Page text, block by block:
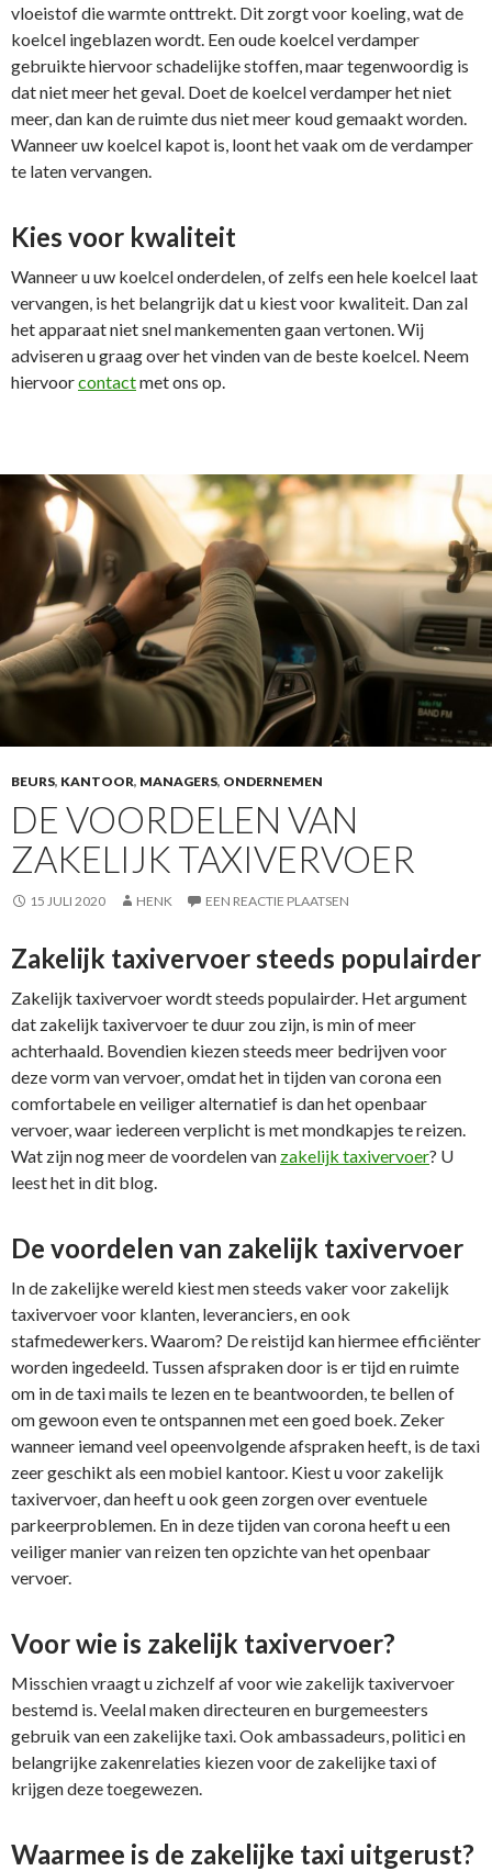
vloeistof die warmte onttrekt. Dit zorgt voor koeling, wat de
koelcel ingeblazen wordt. Een oude koelcel verdamper
gebruikte hiervoor schadelijke stoffen, maar tegenwoordig is
dat niet meer het geval. Doet de koelcel verdamper het niet
meer, dan kan de ruimte dus niet meer koud gemaakt worden.
Wanneer uw koelcel kapot is, loont het vaak om de verdamper
te laten vervangen.
Kies voor kwaliteit
Wanneer u uw koelcel onderdelen, of zelfs een hele koelcel laat
vervangen, is het belangrijk dat u kiest voor kwaliteit. Dan zal
het apparaat niet snel mankementen gaan vertonen. Wij
adviseren u graag over het vinden van de beste koelcel. Neem
hiervoorcontactmet ons op.
BEURS, KANTOOR, MANAGERS, ONDERNEMEN
DE VOORDELEN VAN
ZAKELIJK TAXIVERVOER
15 JULI 2020 HENK EEN REACTIE PLAATSEN
Zakelijk taxivervoer steeds populairder
Zakelijk taxivervoer wordt steeds populairder. Het argument
dat zakelijk taxivervoer te duur zou zijn, is min of meer
achterhaald. Bovendien kiezen steeds meer bedrijven voor
deze vorm van vervoer, omdat het in tijden van corona een
comfortabele en veiliger alternatief is dan het openbaar
vervoer, waar iedereen verplicht is met mondkapjes te reizen.
Wat zijn nog meer de voordelen van zakelijk taxivervoer? U
leest het in dit blog.
De voordelen van zakelijk taxivervoer
In de zakelijke wereld kiest men steeds vaker voor zakelijk
taxivervoer voor klanten, leveranciers, en ook
stafmedewerkers. Waarom? De reistijd kan hiermee efficiënter
worden ingedeeld. Tussen afspraken door is er tijd en ruimte
om in de taxi mails te lezen en te beantwoorden, te bellen of
om gewoon even te ontspannen met een goed boek. Zeker
wanneer iemand veel opeenvolgende afspraken heeft, is de taxi
zeer geschikt als een mobiel kantoor. Kiest u voor zakelijk
taxivervoer, dan heeft u ook geen zorgen over eventuele
parkeerproblemen. En in deze tijden van corona heeft u een
veiliger manier van reizen ten opzichte van het openbaar
vervoer.
Voor wie is zakelijk taxivervoer?
Misschien vraagt u zichzelf af voor wie zakelijk taxivervoer
bestemd is. Veelal maken directeuren en burgemeesters
gebruik van een zakelijke taxi. Ook ambassadeurs, politici en
belangrijke zakenrelaties kiezen voor de zakelijke taxi of
krijgen deze toegewezen.
Waarmee is de zakelijke taxi uitgerust?